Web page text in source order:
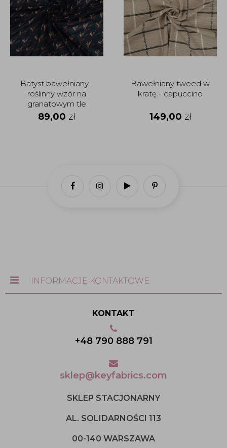
Batyst bawełniany -
roślinny wzór na
granatowym tle
89,00 zł
Bawełniany tweed w
kratę - capuccino
149,00 zł
INFORMACJE KONTAKTOWE
KONTAKT
+48 790 888 791
sklep@keyfabrics.com
SKLEP STACJONARNY
AL. SOLIDARNOŚCI 113
00-140 WARSZAWA